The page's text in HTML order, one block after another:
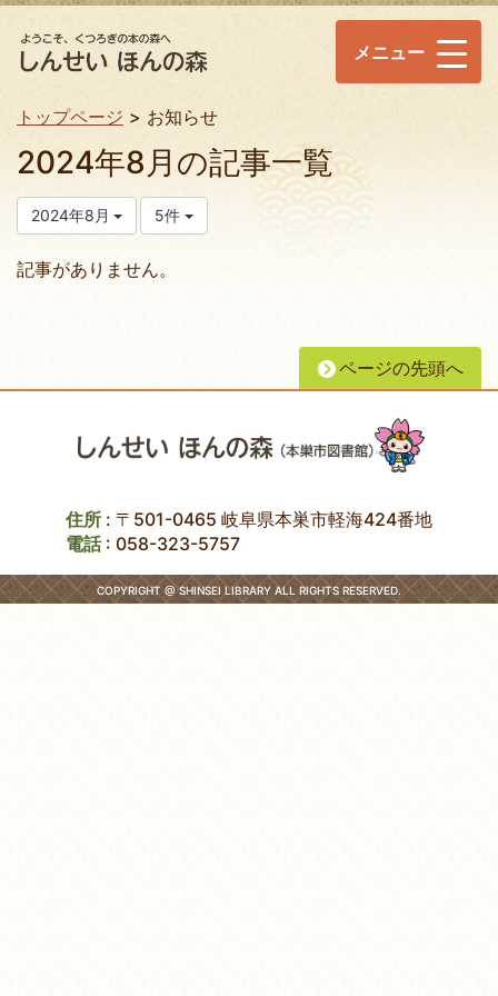
メニュー
トップページ お知らせ
2024年8月の記事一覧
2024年8月 5件
記事がありません。
ページの先頭へ
住所 : 〒501-0465 岐阜県本巣市軽海424番地
電話: 058-323-5757
COPYRIGHT @ SHINSEI LIBRARY ALL RIGHTS RESERVED.